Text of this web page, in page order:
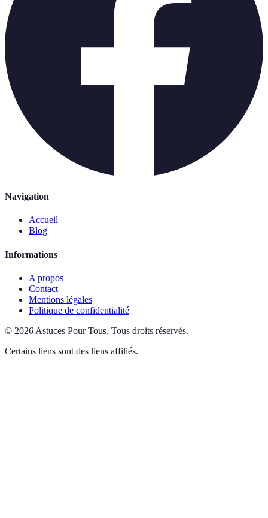
Navigation
Accueil
Blog
Informations
A propos
Contact
Mentions légales
Politique de confidentialité
© 2026 Astuces Pour Tous. Tous droits réservés.
Certains liens sont des liens affiliés.